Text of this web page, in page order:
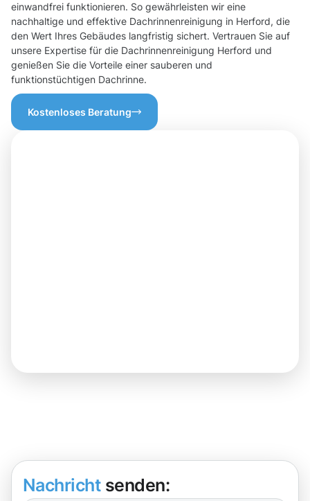
einwandfrei funktionieren. So gewährleisten wir eine
nachhaltige und effektive Dachrinnenreinigung in Herford, die
den Wert Ihres Gebäudes langfristig sichert. Vertrauen Sie auf
unsere Expertise für die Dachrinnenreinigung Herford und
genießen Sie die Vorteile einer sauberen und
funktionstüchtigen Dachrinne.
Kostenloses Beratung
Nachricht senden: